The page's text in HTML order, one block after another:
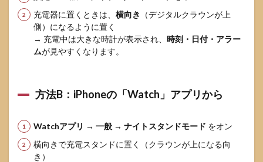
充電器に置くときは、 横向き
（デジタルクラウンが上
側）になるように置く
→ 充電中は大きな時計が表示され、 時刻・日付・アラー
ムが見やすくなります。
方法B：iPhoneの「Watch」アプリから
Watchアプリ → 一般 → ナイトスタンドモード をオン
横向きで充電スタンドに置く（クラウンが上になる向
き）